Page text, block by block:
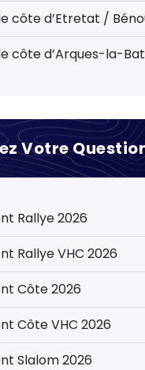
côte d’Etretat /
côte d’Arques-la-
Votre
Rallye 2026
Rallye VHC 2026
Côte 2026
Côte VHC 2026
Slalom 2026